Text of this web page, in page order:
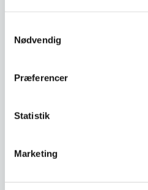
Nødvendig
Præferencer
Statistik
Marketing
Vores spejlproducent har
produktion.
Vi køber hele biler med
denne producent for at
hjemtagelse.
dine penge. Producenten
ensartet høj kvalitet er